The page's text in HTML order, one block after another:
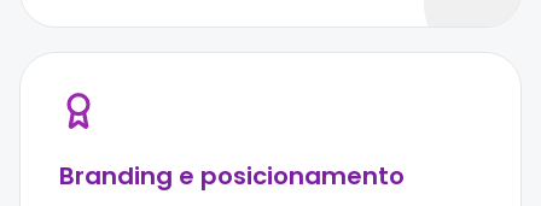
Branding e posicionamento